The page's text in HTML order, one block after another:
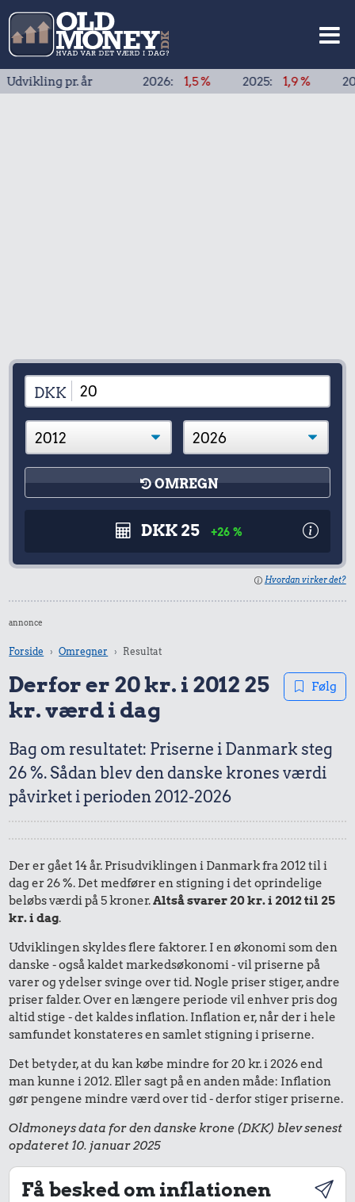
pr. år 1,5 % 2025: 1,9 % 2024:
DKK
OMREGN
DKK 25 +26 %
Hvordan virker det?
annonce
Forside Omregner Resultat
Derfor er 20 kr. i 2012 25
kr. værd i dag
Følg
Bag om resultatet: Priserne i Danmark steg
26 %. Sådan blev den danske krones værdi
påvirket i perioden 2012-2026
Der er gået 14 år. Prisudviklingen i Danmark fra 2012 til i
dag er 26 %. Det medfører en stigning i det oprindelige
beløbs værdi på 5 kroner.Altså svarer 20 kr. i 2012 til 25
kr. i dag.
Udviklingen skyldes flere faktorer. I en økonomi som den
danske - også kaldet markedsøkonomi - vil priserne på
varer og ydelser svinge over tid. Nogle priser stiger, andre
priser falder. Over en længere periode vil enhver pris dog
altid stige - det kaldes inflation. Inflation er, når der i hele
samfundet konstateres en samlet stigning i priserne.
Det betyder, at du kan købe mindre for 20 kr. i 2026 end
man kunne i 2012. Eller sagt på en anden måde: Inflation
gør pengene mindre værd over tid - derfor stiger priserne.
Oldmoneys data for den danske krone (DKK) blev senest
opdateret 10. januar 2025
Få besked om inflationen